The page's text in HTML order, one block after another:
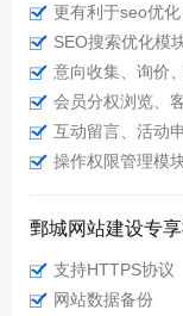
更有利于seo优
SEO搜索优化模
意向收集、询价
会员分权浏览、
互动留言、活动
操作权限管理模
鄄城网站建设专享
支持HTTPS协议
网站数据备份